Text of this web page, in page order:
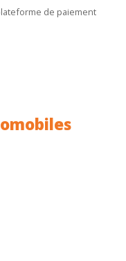
de paiement